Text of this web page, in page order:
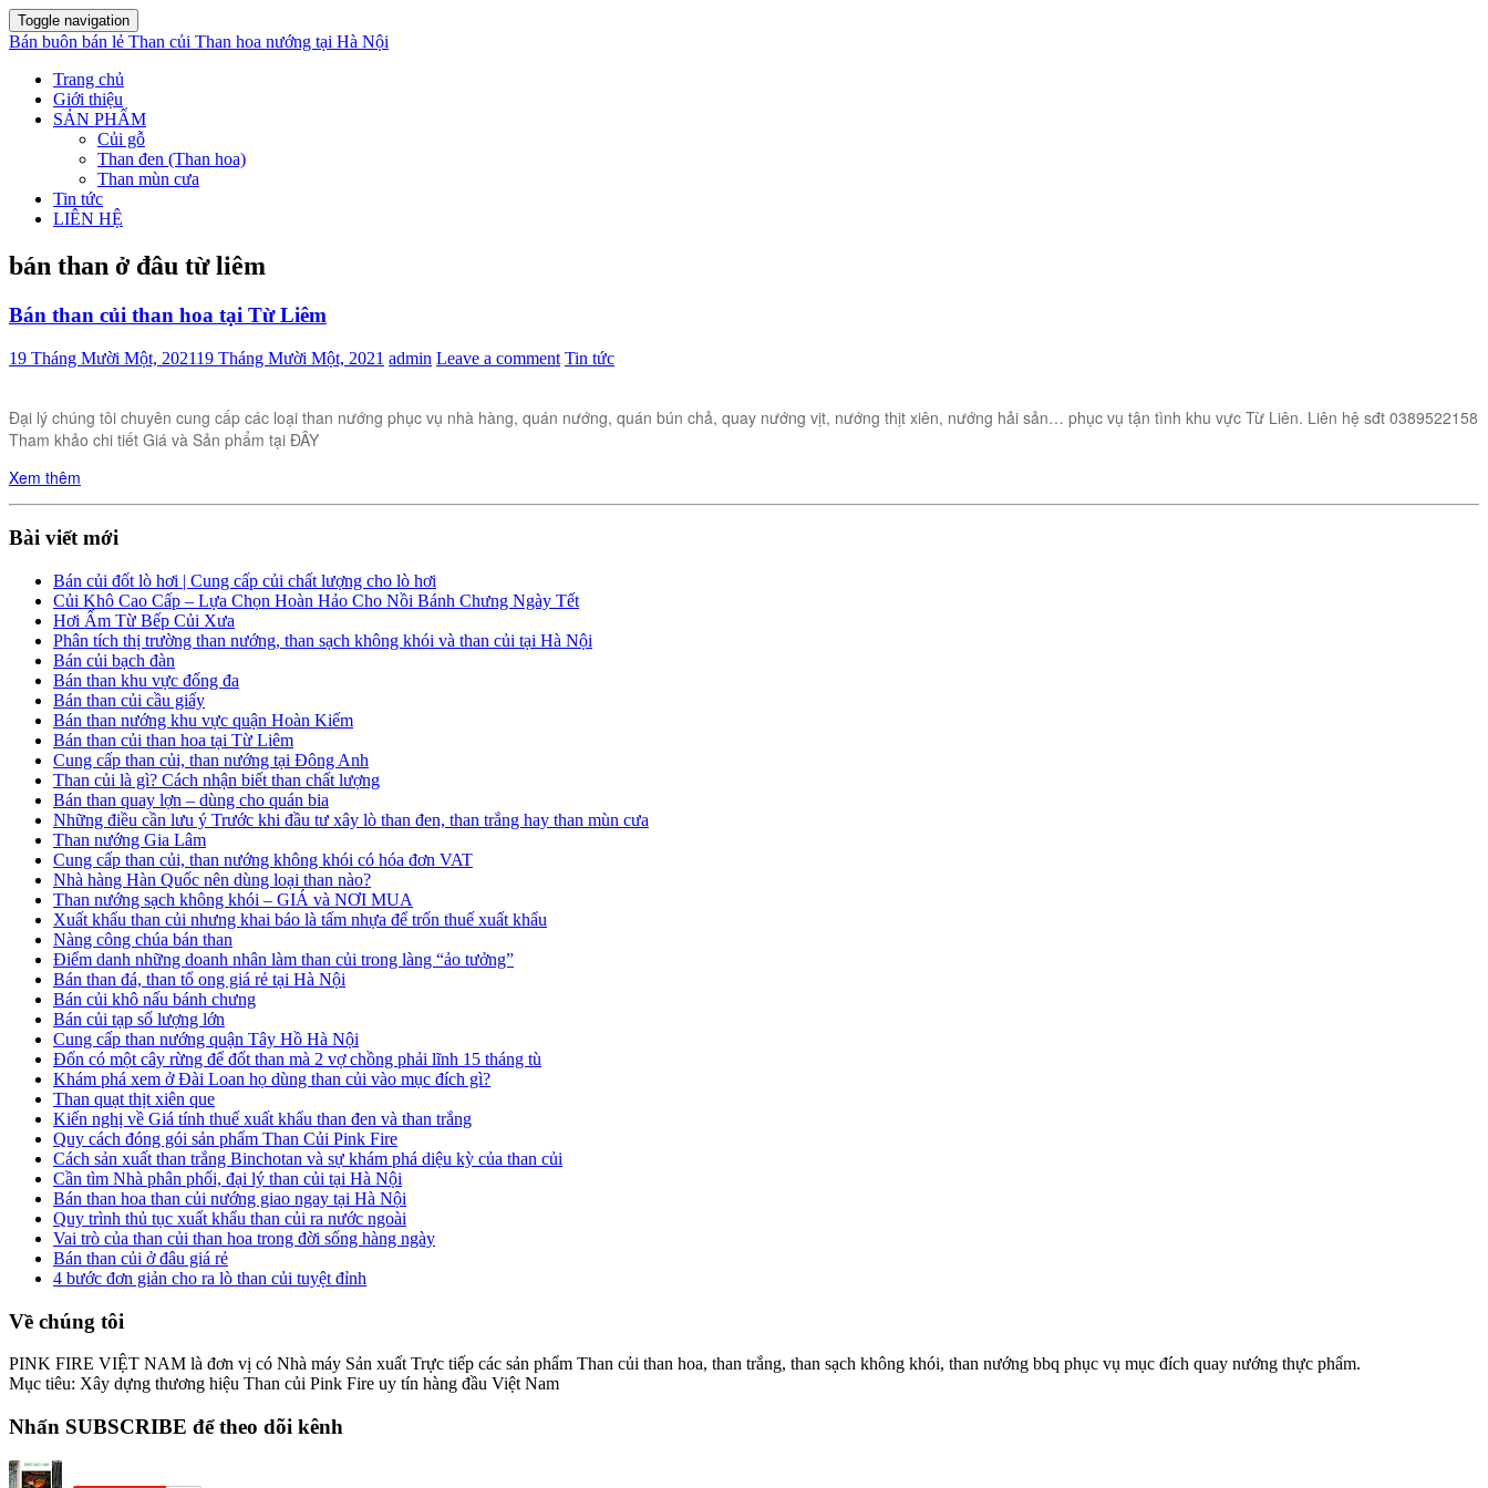
Toggle navigation
Bán buôn bán lẻ Than củi Than hoa nướng tại Hà Nội
Trang chủ
Giới thiệu
SẢN PHẨM
Củi gỗ
Than đen (Than hoa)
Than mùn cưa
Tin tức
LIÊN HỆ
bán than ở đâu từ liêm
Bán than củi than hoa tại Từ Liêm
19 Tháng Mười Một, 202119 Tháng Mười Một, 2021 admin Leave a comment Tin tức
Đại lý chúng tôi chuyên cung cấp các loại than nướng phục vụ nhà hàng, quán nướng, quán bún chả, quay nướng vịt, nướng thịt xiên, nướng hải sản… phục vụ tận tình khu vực Từ Liên. Liên hệ sđt 0389522158
Tham khảo chi tiết Giá và Sản phẩm tại ĐÂY
Xem thêm
Bài viết mới
Bán củi đốt lò hơi | Cung cấp củi chất lượng cho lò hơi
Củi Khô Cao Cấp – Lựa Chọn Hoàn Hảo Cho Nồi Bánh Chưng Ngày Tết
Hơi Ấm Từ Bếp Củi Xưa
Phân tích thị trường than nướng, than sạch không khói và than củi tại Hà Nội
Bán củi bạch đàn
Bán than khu vực đống đa
Bán than củi cầu giấy
Bán than nướng khu vực quận Hoàn Kiếm
Bán than củi than hoa tại Từ Liêm
Cung cấp than củi, than nướng tại Đông Anh
Than củi là gì? Cách nhận biết than chất lượng
Bán than quay lợn – dùng cho quán bia
Những điều cần lưu ý Trước khi đầu tư xây lò than đen, than trắng hay than mùn cưa
Than nướng Gia Lâm
Cung cấp than củi, than nướng không khói có hóa đơn VAT
Nhà hàng Hàn Quốc nên dùng loại than nào?
Than nướng sạch không khói – GIÁ và NƠI MUA
Xuất khẩu than củi nhưng khai báo là tấm nhựa để trốn thuế xuất khẩu
Nàng công chúa bán than
Điểm danh những doanh nhân làm than củi trong làng “ảo tưởng”
Bán than đá, than tổ ong giá rẻ tại Hà Nội
Bán củi khô nấu bánh chưng
Bán củi tạp số lượng lớn
Cung cấp than nướng quận Tây Hồ Hà Nội
Đốn có một cây rừng để đốt than mà 2 vợ chồng phải lĩnh 15 tháng tù
Khám phá xem ở Đài Loan họ dùng than củi vào mục đích gì?
Than quạt thịt xiên que
Kiến nghị về Giá tính thuế xuất khẩu than đen và than trắng
Quy cách đóng gói sản phẩm Than Củi Pink Fire
Cách sản xuất than trắng Binchotan và sự khám phá diệu kỳ của than củi
Cần tìm Nhà phân phối, đại lý than củi tại Hà Nội
Bán than hoa than củi nướng giao ngay tại Hà Nội
Quy trình thủ tục xuất khẩu than củi ra nước ngoài
Vai trò của than củi than hoa trong đời sống hàng ngày
Bán than củi ở đâu giá rẻ
4 bước đơn giản cho ra lò than củi tuyệt đỉnh
Về chúng tôi
PINK FIRE VIỆT NAM là đơn vị có Nhà máy Sản xuất Trực tiếp các sản phẩm Than củi than hoa, than trắng, than sạch không khói, than nướng bbq phục vụ mục đích quay nướng thực phẩm.
Mục tiêu: Xây dựng thương hiệu Than củi Pink Fire uy tín hàng đầu Việt Nam
Nhấn SUBSCRIBE để theo dõi kênh